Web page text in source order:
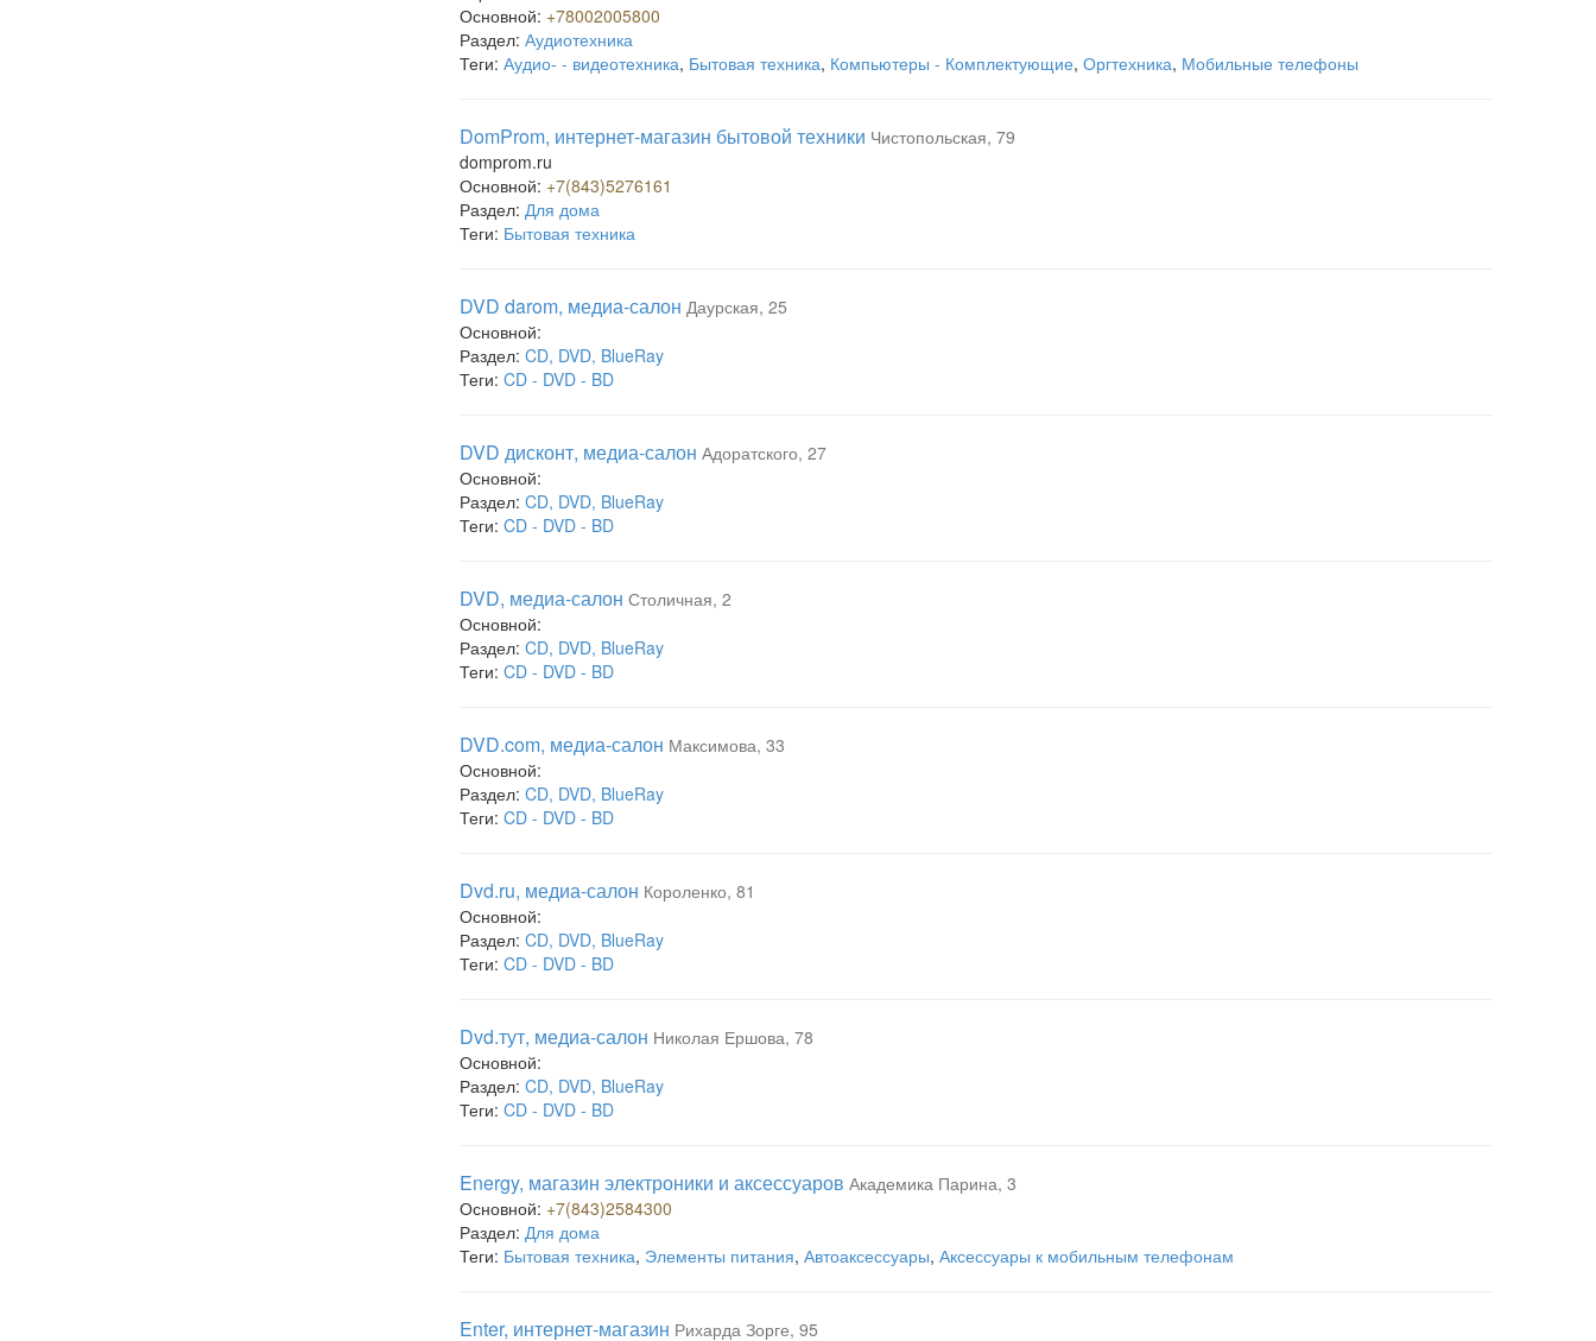
Основной: +78002005800
Раздел: Аудиотехника
Теги: Аудио- - видеотехника, Бытовая техника, Компьютеры - Комплектующие, Оргтехника, Мобильные телефоны
DomProm, интернет-магазин бытовой техники Чистопольская, 79
domprom.ru
Основной: +7(843)5276161
Раздел: Для дома
Теги: Бытовая техника
DVD darom, медиа-салон Даурская, 25
Основной:
Раздел: CD, DVD, BlueRay
Теги: CD - DVD - BD
DVD дисконт, медиа-салон Адоратского, 27
Основной:
Раздел: CD, DVD, BlueRay
Теги: CD - DVD - BD
DVD, медиа-салон Столичная, 2
Основной:
Раздел: CD, DVD, BlueRay
Теги: CD - DVD - BD
DVD.com, медиа-салон Максимова, 33
Основной:
Раздел: CD, DVD, BlueRay
Теги: CD - DVD - BD
Dvd.ru, медиа-салон Короленко, 81
Основной:
Раздел: CD, DVD, BlueRay
Теги: CD - DVD - BD
Dvd.тут, медиа-салон Николая Ершова, 78
Основной:
Раздел: CD, DVD, BlueRay
Теги: CD - DVD - BD
Energy, магазин электроники и аксессуаров Академика Парина, 3
Основной: +7(843)2584300
Раздел: Для дома
Теги: Бытовая техника, Элементы питания, Автоаксессуары, Аксессуары к мобильным телефонам
Enter, интернет-магазин Рихарда Зорге, 95